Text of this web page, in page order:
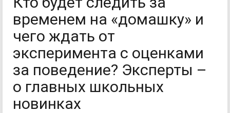
временем на «домашку» и
чего ждать от
эксперимента с оценками
за поведение? Эксперты –
о главных школьных
новинках